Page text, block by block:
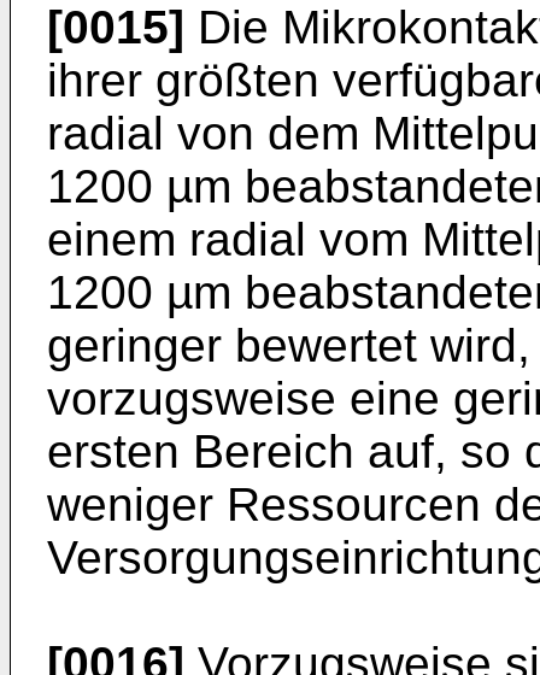
[0015] Die
ihrer größten
radial von dem
1200 µm
einem radial vom
1200 µm
geringer bewertet
vorzugsweise eine
ersten Bereich auf, so
weniger Ressourcen
[0016] Vorzugsweise